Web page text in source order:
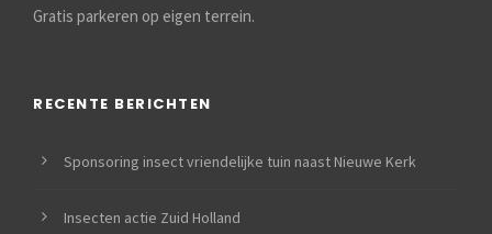
Gratis parkeren op eigen terrein.
RECENTE BERICHTEN
Sponsoring insect vriendelijke tuin naast Nieuwe Kerk
Insecten actie Zuid Holland